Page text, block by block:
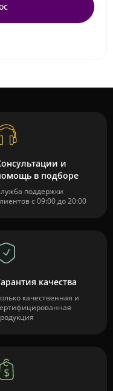
и
в подборе
поддержки
с 09:00 до 20:00
качества
качественная и